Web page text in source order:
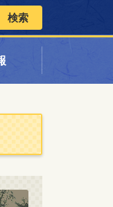
検索